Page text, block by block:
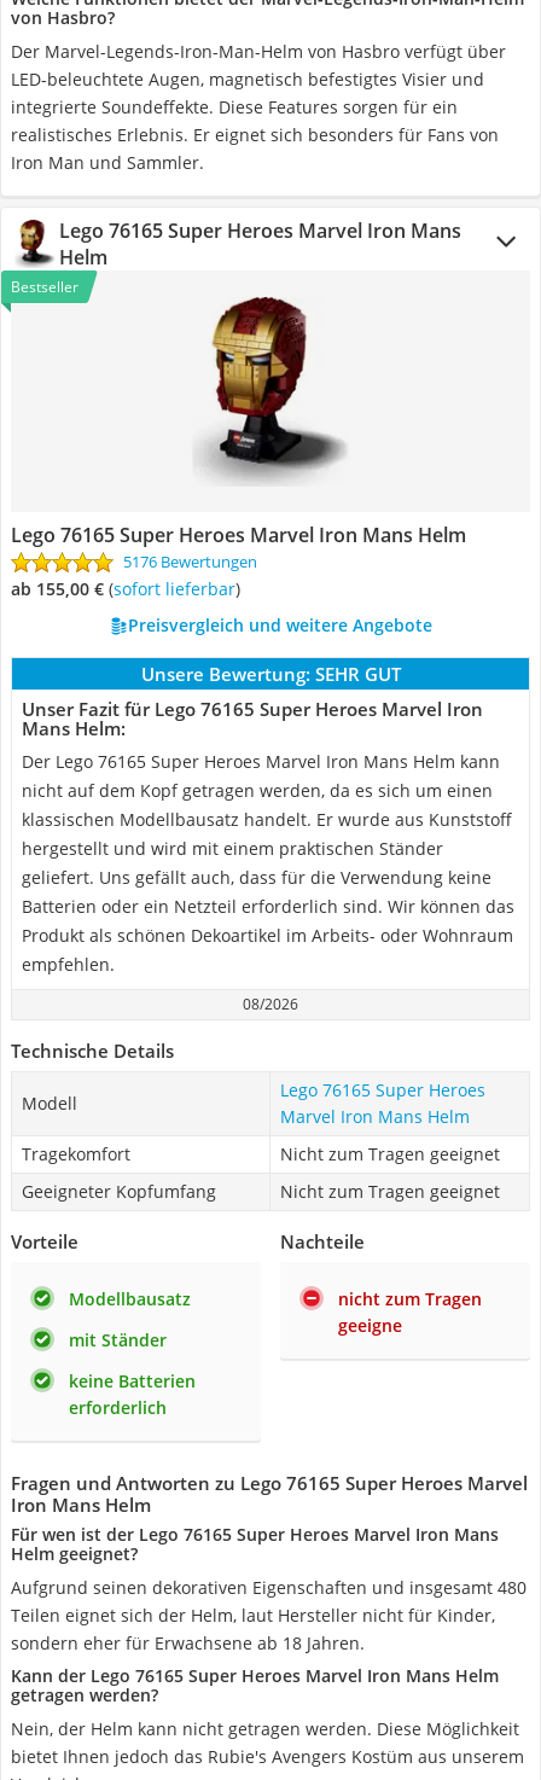
von Hasbro?
Der Marvel-Legends-Iron-Man-Helm von Hasbro verfügt über
LED-beleuchtete Augen, magnetisch befestigtes Visier und
integrierte Soundeffekte. Diese Features sorgen für ein
realistisches Erlebnis. Er eignet sich besonders für Fans von
Iron Man und Sammler.
Lego 76165 Super Heroes Marvel Iron Mans
Helm
Bestseller
Lego 76165 Super Heroes Marvel Iron Mans Helm
5176 Bewertungen
ab 155,00 € ( Sofort lieferbar)
Preisvergleich und weitere Angebote
Unsere Bewertung: SEHR GUT
Unser Fazit für Lego 76165 Super Heroes Marvel Iron
Mans Helm:
Der Lego 76165 Super Heroes Marvel Iron Mans Helm kann
nicht auf dem Kopf getragen werden, da es sich um einen
klassischen Modellbausatz handelt. Er wurde aus Kunststoff
hergestellt und wird mit einem praktischen Ständer
geliefert. Uns gefällt auch, dass für die Verwendung keine
Batterien oder ein Netzteil erforderlich sind. Wir können das
Produkt als schönen Dekoartikel im Arbeits- oder Wohnraum
empfehlen.
08/2026
Technische Details
Modell
Lego 76165 Super Heroes
Marvel Iron Mans Helm
Tragekomfort
Nicht zum Tragen geeignet
Geeigneter Kopfumfang
Nicht zum Tragen geeignet
Vorteile
Modellbausatz
mit Ständer
keine Batterien
erforderlich
Nachteile
nicht zum Tragen
geeigne
Fragen und Antworten zu Lego 76165 Super Heroes Marvel
Iron Mans Helm
Für wen ist der Lego 76165 Super Heroes Marvel Iron Mans
Helm geeignet?
Aufgrund seinen dekorativen Eigenschaften und insgesamt 480
Teilen eignet sich der Helm, laut Hersteller nicht für Kinder,
sondern eher für Erwachsene ab 18 Jahren.
Kann der Lego 76165 Super Heroes Marvel Iron Mans Helm
getragen werden?
Nein, der Helm kann nicht getragen werden. Diese Möglichkeit
bietet Ihnen jedoch das Rubie's Avengers Kostüm aus unserem